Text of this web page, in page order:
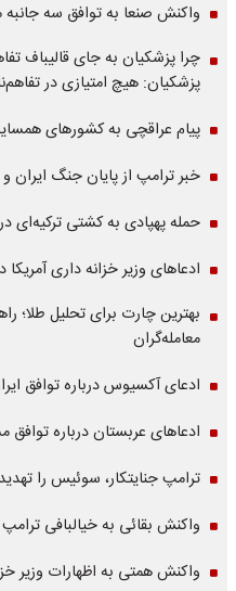
واکنش صنعا به توافق سه جانبه
چرا پزشکیان به جای قالیباف
پزشکیان: هیچ امتیازی در
پیام عراقچی به کشورهای
خبر ترامپ از پایان جنگ ایران
حمله پهپادی به کشتی ترکیه‌ای
ادعاهای وزیر خزانه داری آمریکا
بهترین چارت برای تحلیل طلا؛
معامله‌گران
ادعای آکسیوس درباره توافق
ادعاهای عربستان درباره توافق
ترامپ جنایتکار، سوئیس را
واکنش بقائی به خیالبافی ترامپ
واکنش همتی به اظهارات وزیر